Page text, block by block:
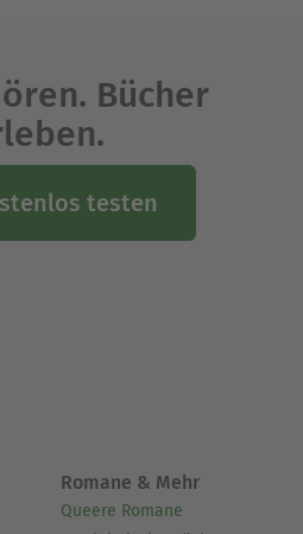
Bücher
testen
Romane & Mehr
Queere Romane